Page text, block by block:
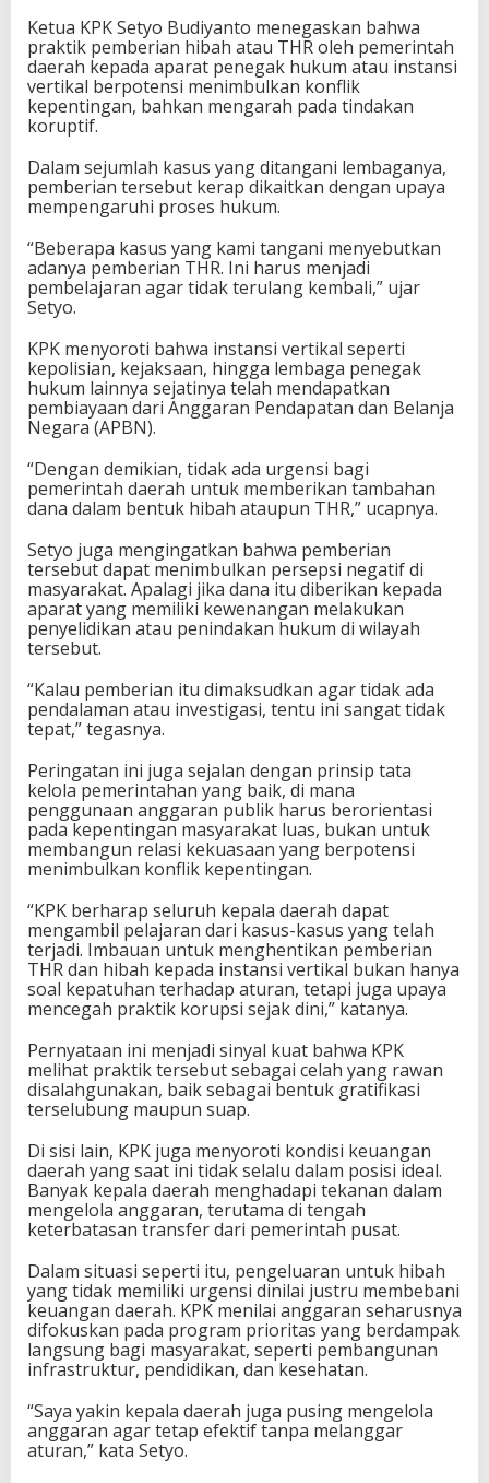
T
N
I
/
P
r
i
d
n
K
e
k
s
a
a
Ketua KPK Setyo Budiyanto menegaskan bahwa
praktik pemberian hibah atau THR oleh pemerintah
daerah kepada aparat penegak hukum atau instansi
vertikal berpotensi menimbulkan konflik
kepentingan, bahkan mengarah pada tindakan
koruptif.
Dalam sejumlah kasus yang ditangani lembaganya,
pemberian tersebut kerap dikaitkan dengan upaya
mempengaruhi proses hukum.
“Beberapa kasus yang kami tangani menyebutkan
adanya pemberian THR. Ini harus menjadi
pembelajaran agar tidak terulang kembali,” ujar
Setyo.
KPK menyoroti bahwa instansi vertikal seperti
kepolisian, kejaksaan, hingga lembaga penegak
hukum lainnya sejatinya telah mendapatkan
pembiayaan dari Anggaran Pendapatan dan Belanja
Negara (APBN).
“Dengan demikian, tidak ada urgensi bagi
pemerintah daerah untuk memberikan tambahan
dana dalam bentuk hibah ataupun THR,” ucapnya.
Setyo juga mengingatkan bahwa pemberian
tersebut dapat menimbulkan persepsi negatif di
masyarakat. Apalagi jika dana itu diberikan kepada
aparat yang memiliki kewenangan melakukan
penyelidikan atau penindakan hukum di wilayah
tersebut.
“Kalau pemberian itu dimaksudkan agar tidak ada
pendalaman atau investigasi, tentu ini sangat tidak
tepat,” tegasnya.
Peringatan ini juga sejalan dengan prinsip tata
kelola pemerintahan yang baik, di mana
penggunaan anggaran publik harus berorientasi
pada kepentingan masyarakat luas, bukan untuk
membangun relasi kekuasaan yang berpotensi
menimbulkan konflik kepentingan.
“KPK berharap seluruh kepala daerah dapat
mengambil pelajaran dari kasus-kasus yang telah
terjadi. Imbauan untuk menghentikan pemberian
THR dan hibah kepada instansi vertikal bukan hanya
soal kepatuhan terhadap aturan, tetapi juga upaya
mencegah praktik korupsi sejak dini,” katanya.
Pernyataan ini menjadi sinyal kuat bahwa KPK
melihat praktik tersebut sebagai celah yang rawan
disalahgunakan, baik sebagai bentuk gratifikasi
terselubung maupun suap.
Di sisi lain, KPK juga menyoroti kondisi keuangan
daerah yang saat ini tidak selalu dalam posisi ideal.
Banyak kepala daerah menghadapi tekanan dalam
mengelola anggaran, terutama di tengah
keterbatasan transfer dari pemerintah pusat.
Dalam situasi seperti itu, pengeluaran untuk hibah
yang tidak memiliki urgensi dinilai justru membebani
keuangan daerah. KPK menilai anggaran seharusnya
difokuskan pada program prioritas yang berdampak
langsung bagi masyarakat, seperti pembangunan
infrastruktur, pendidikan, dan kesehatan.
“Saya yakin kepala daerah juga pusing mengelola
anggaran agar tetap efektif tanpa melanggar
aturan,” kata Setyo.